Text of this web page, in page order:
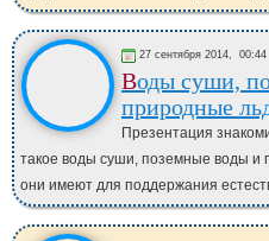
27 сентября 2014, 00:44
Воды суши, поземные воды,
природные
Презентация
такое воды суши, поземные воды и
они имеют для поддержания